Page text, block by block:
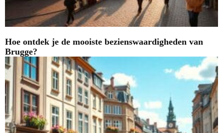
Hoe ontdek je de mooiste bezienswaardigheden van
Brugge?